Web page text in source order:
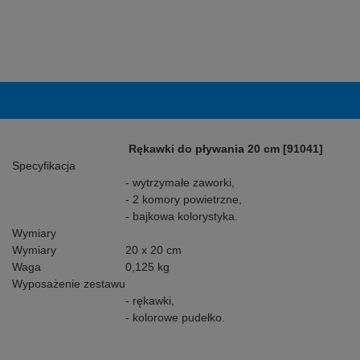
Rękawki do pływania 20 cm [91041]
Specyfikacja
- wytrzymałe zaworki,
- 2 komory powietrzne,
- bajkowa kolorystyka.
Wymiary
Wymiary
20 x 20 cm
Waga
0,125 kg
Wyposażenie zestawu
- rękawki,
- kolorowe pudełko.